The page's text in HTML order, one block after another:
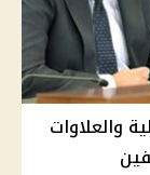
والعلاوات